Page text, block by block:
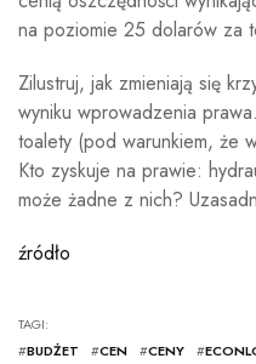
na poziomie 25 dolarów za
Zilustruj, jak zmieniają się
wyniku wprowadzenia
toalety (pod warunkiem, że
Kto zyskuje na prawie:
może żadne z nich?
źródło
TAGI:
#BUDŻET #CEN #CENY #